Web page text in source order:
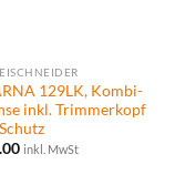
129LK, Kombi-
inkl. Trimmerkopf
inkl. MwSt